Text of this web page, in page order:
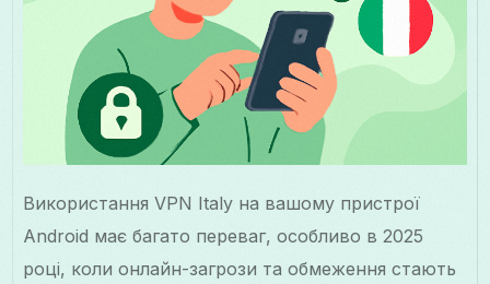
Використання VPN Italy на вашому пристрої
Android має багато переваг, особливо в 2025
році, коли онлайн-загрози та обмеження стають